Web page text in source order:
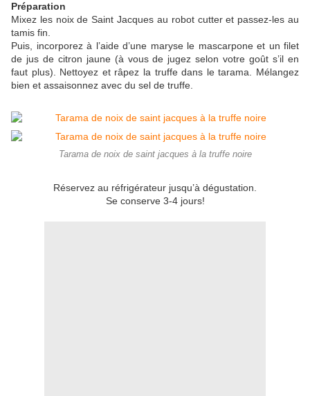
Préparation
Mixez les noix de Saint Jacques au robot cutter et passez-les au
tamis fin.
Puis, incorporez à l’aide d’une maryse le mascarpone et un filet
de jus de citron jaune (à vous de jugez selon votre goût s’il en
faut plus). Nettoyez et râpez la truffe dans le tarama. Mélangez
bien et assaisonnez avec du sel de truffe.
Tarama de noix de saint jacques à la truffe noire
Réservez au réfrigérateur jusqu’à dégustation.
Se conserve 3-4 jours!